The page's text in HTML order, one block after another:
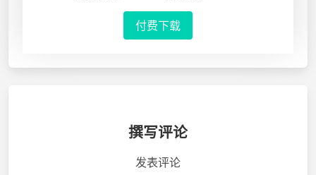
付费下载
撰写评论
发表评论